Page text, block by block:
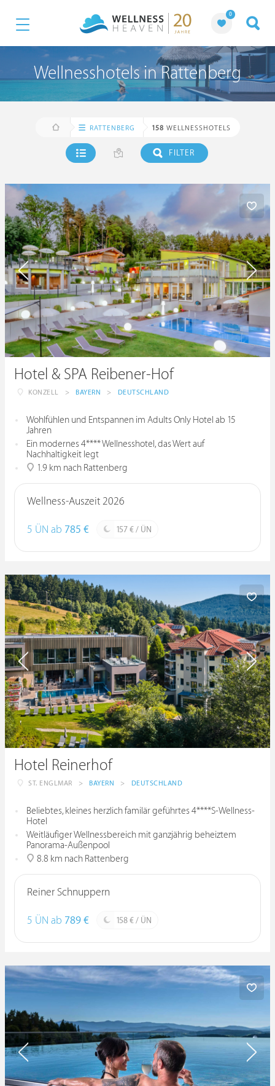
0
Wellnesshotels in Rattenberg
RATTENBERG 158 WELLNESSHOTELS
FILTER
Hotel & SPA Reibener-Hof
KONZELL > BAYERN > DEUTSCHLAND
Wohlfühlen und Entspannen im Adults Only Hotel ab 15
Jahren
Ein modernes 4**** Wellnesshotel, das Wert auf
Nachhaltigkeit legt
1.9 km nach Rattenberg
Wellness-Auszeit 2026
5 ÜN ab 785 € 157 € / ÜN
Hotel Reinerhof
ST. ENGLMAR > BAYERN > DEUTSCHLAND
Beliebtes, kleines herzlich familär geführtes 4****S-Wellness-
Hotel
Weitläufiger Wellnessbereich mit ganzjährig beheiztem
Panorama-Außenpool
8.8 km nach Rattenberg
Reiner Schnuppern
5 ÜN ab 789 € 158 € / ÜN